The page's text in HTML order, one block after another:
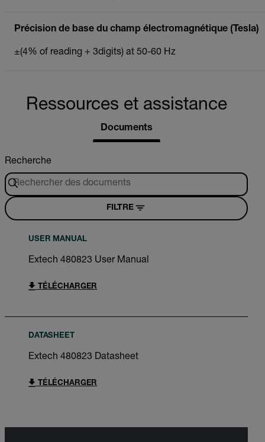
Précision de base du champ électromagnétique (Tesla)
±(4% of reading + 3digits) at 50-60 Hz
Ressources et assistance
Documents
Recherche
FILTRE
USER MANUAL
Extech 480823 User Manual
TÉLÉCHARGER
DATASHEET
Extech 480823 Datasheet
TÉLÉCHARGER